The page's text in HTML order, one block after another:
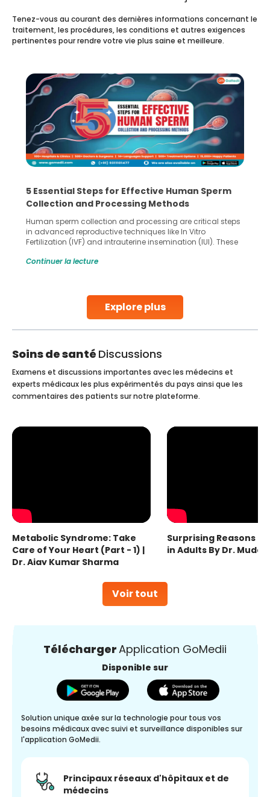
Explore plus
Tenez-vous au courant des dernières informations concernant le
traitement, les procédures, les conditions et autres exigences
pertinentes pour rendre votre vie plus saine et meilleure.
5 Essential Steps for Effective Human Sperm
Collection and Processing Methods
Human sperm collection and processing are critical steps
in advanced reproductive techniques like In Vitro
Fertilization (IVF) and intrauterine insemination (IUI). These
challenges and help couples achieve their dream of
collected, they process the
Continuer la lecture
Soins de santé Discussions
Voir tout
Examens et discussions importantes avec les médecins et
experts médicaux les plus expérimentés du pays ainsi que les
commentaires des patients sur notre plateforme.
Metabolic Syndrome: Take
Care of Your Heart (Part - 1) |
Dr. Ajay Kumar Sharma
Surprising Reasons
in Adults By Dr.
TéléchargerApplication GoMedii
Disponible sur
Solution unique axée sur la technologie pour tous vos
besoins médicaux avec suivi et surveillance disponibles sur
l'application GoMedii.
Principaux réseaux d'hôpitaux et de
médecins